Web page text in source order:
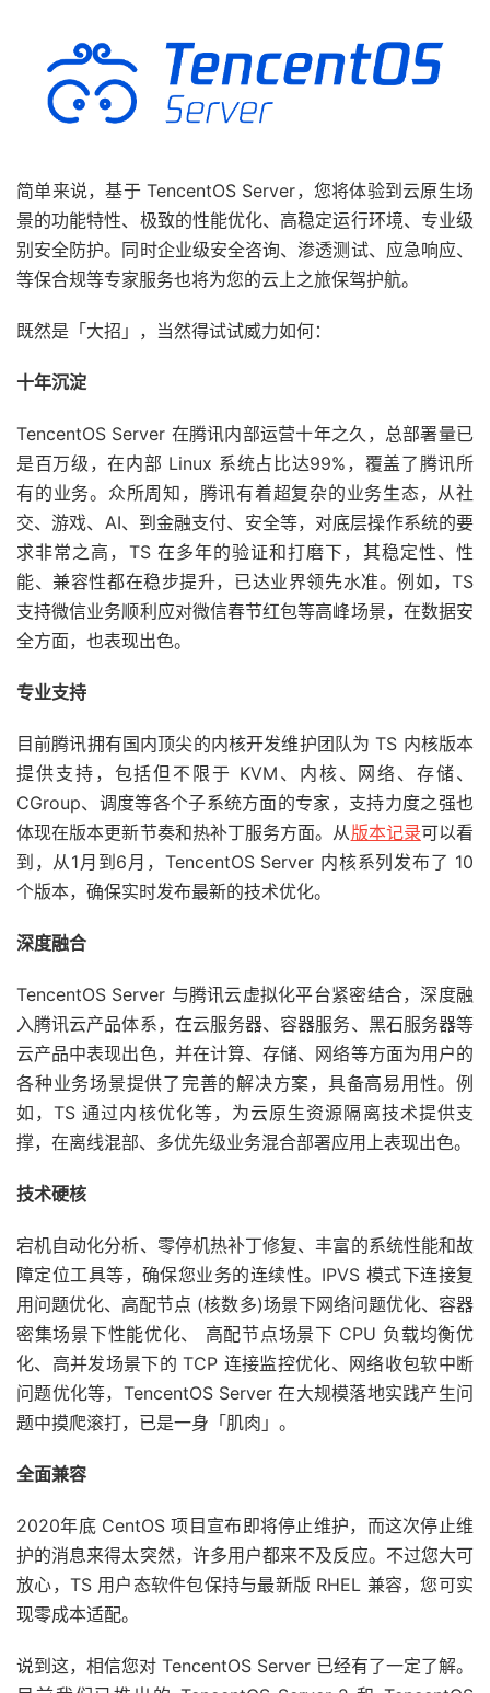
简单来说，基于 TencentOS Server，您将体验到云原生场
景的功能特性、极致的性能优化、高稳定运行环境、专业级
别安全防护。同时企业级安全咨询、渗透测试、应急响应、
等保合规等专家服务也将为您的云上之旅保驾护航。
既然是「大招」，当然得试试威力如何：
十年沉淀
TencentOS Server 在腾讯内部运营十年之久，总部署量已
是百万级，在内部 Linux 系统占比达99%，覆盖了腾讯所
有的业务。众所周知，腾讯有着超复杂的业务生态，从社
交、游戏、AI、到金融支付、安全等，对底层操作系统的要
求非常之高，TS 在多年的验证和打磨下，其稳定性、性
能、兼容性都在稳步提升，已达业界领先水准。例如，TS
支持微信业务顺利应对微信春节红包等高峰场景，在数据安
全方面，也表现出色。
专业支持
目前腾讯拥有国内顶尖的内核开发维护团队为 TS 内核版本
提供支持，包括但不限于 KVM、内核、网络、存储、
CGroup、调度等各个子系统方面的专家，支持力度之强也
体现在版本更新节奏和热补丁服务方面。从 版本记录可以看
到，从1月到6月，TencentOS Server 内核系列发布了 10
个版本，确保实时发布最新的技术优化。
深度融合
TencentOS Server 与腾讯云虚拟化平台紧密结合，深度融
入腾讯云产品体系，在云服务器、容器服务、黑石服务器等
云产品中表现出色，并在计算、存储、网络等方面为用户的
各种业务场景提供了完善的解决方案，具备高易用性。例
如，TS 通过内核优化等，为云原生资源隔离技术提供支
撑，在离线混部、多优先级业务混合部署应用上表现出色。
技术硬核
宕机自动化分析、零停机热补丁修复、丰富的系统性能和故
障定位工具等，确保您业务的连续性。IPVS 模式下连接复
用问题优化、高配节点 (核数多)场景下网络问题优化、容器
密集场景下性能优化、 高配节点场景下 CPU 负载均衡优
化、高并发场景下的 TCP 连接监控优化、网络收包软中断
问题优化等，TencentOS Server 在大规模落地实践产生问
题中摸爬滚打，已是一身「肌肉」。
全面兼容
2020年底 CentOS 项目宣布即将停止维护，而这次停止维
护的消息来得太突然，许多用户都来不及反应。不过您大可
放心，TS 用户态软件包保持与最新版 RHEL 兼容，您可实
现零成本适配。
说到这，相信您对 TencentOS Server 已经有了一定了解。